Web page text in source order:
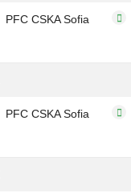
PFC CSKA Sofia
PFC CSKA Sofia